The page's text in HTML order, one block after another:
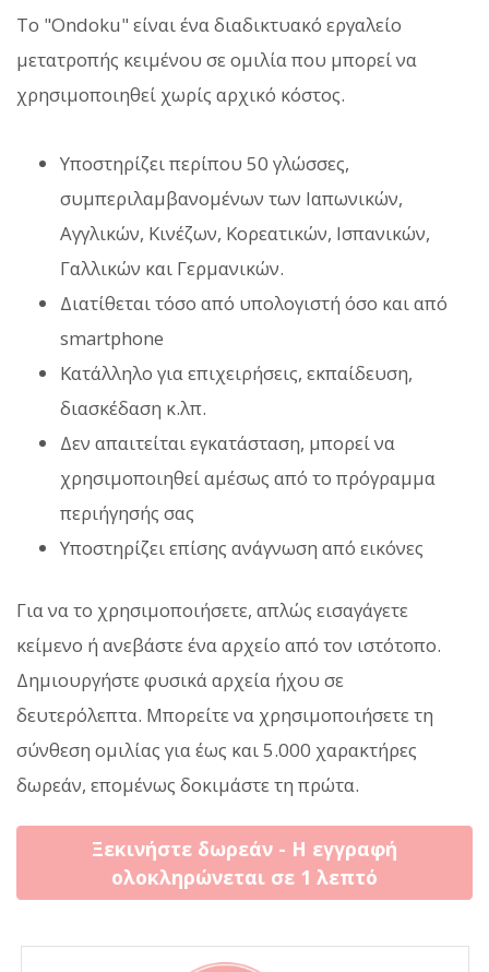
Το "Ondoku" είναι ένα διαδικτυακό εργαλείο
μετατροπής κειμένου σε ομιλία που μπορεί να
χρησιμοποιηθεί χωρίς αρχικό κόστος.
Υποστηρίζει περίπου 50 γλώσσες,
συμπεριλαμβανομένων των Ιαπωνικών,
Αγγλικών, Κινέζων, Κορεατικών, Ισπανικών,
Γαλλικών και Γερμανικών.
Διατίθεται τόσο από υπολογιστή όσο και από
smartphone
Κατάλληλο για επιχειρήσεις, εκπαίδευση,
διασκέδαση κ.λπ.
Δεν απαιτείται εγκατάσταση, μπορεί να
χρησιμοποιηθεί αμέσως από το πρόγραμμα
περιήγησής σας
Υποστηρίζει επίσης ανάγνωση από εικόνες
Για να το χρησιμοποιήσετε, απλώς εισαγάγετε
κείμενο ή ανεβάστε ένα αρχείο από τον ιστότοπο.
Δημιουργήστε φυσικά αρχεία ήχου σε
δευτερόλεπτα. Μπορείτε να χρησιμοποιήσετε τη
σύνθεση ομιλίας για έως και 5.000 χαρακτήρες
δωρεάν, επομένως δοκιμάστε τη πρώτα.
Ξεκινήστε δωρεάν - Η εγγραφή
ολοκληρώνεται σε 1 λεπτό